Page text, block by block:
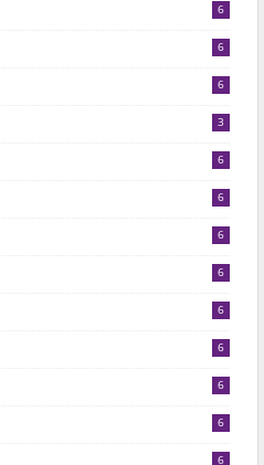
6
6
6
3
6
6
6
6
6
6
6
6
6